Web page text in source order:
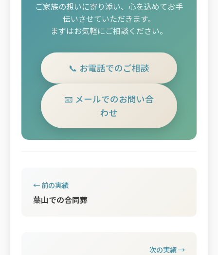
ご家族の想いに寄り添い、心を込めてお手
伝いさせていただきます。
まずはお気軽にご相談ください。
📞 お電話でのご相談
📧 メールでのお問い合
わせ
← 前の実績
葉山での合同葬
次の実績 →